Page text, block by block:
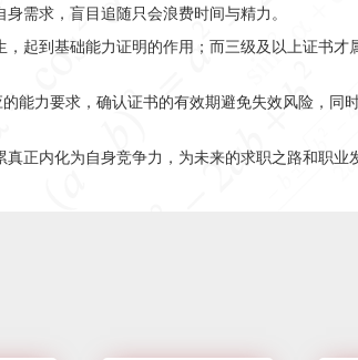
需求，盲目追随只会浪费时间与精力。
起到基础能力证明的作用；而三级及以上证书才
能力要求，确认证书的有效期避免失效风险，同
内化为自身竞争力，为未来的求职之路和职业发